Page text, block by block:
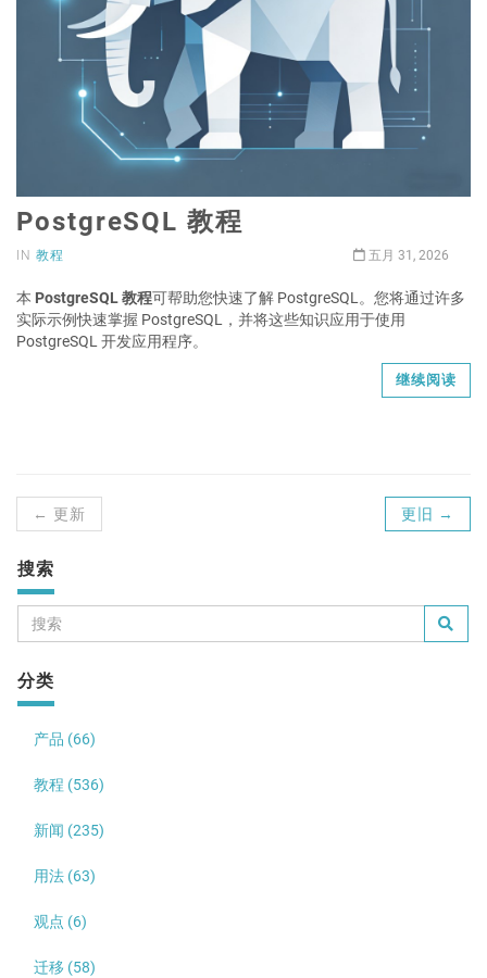
PostgreSQL 教程
IN 教程 五月 31, 2026
本 PostgreSQL 教程可帮助您快速了解 PostgreSQL。您将通过许多
实际示例快速掌握 PostgreSQL，并将这些知识应用于使用
PostgreSQL 开发应用程序。
继续阅读
← 更新 更旧 →
搜索
分类
产品 (66)
教程 (536)
新闻 (235)
用法 (63)
观点 (6)
迁移 (58)